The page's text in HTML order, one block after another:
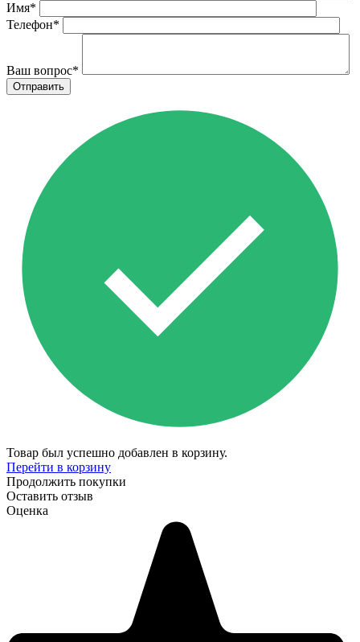
Имя*
Телефон*
Ваш вопрос*
Товар был успешно добавлен в корзину.
Перейти в корзину
Продолжить покупки
Оставить отзыв
Оценка